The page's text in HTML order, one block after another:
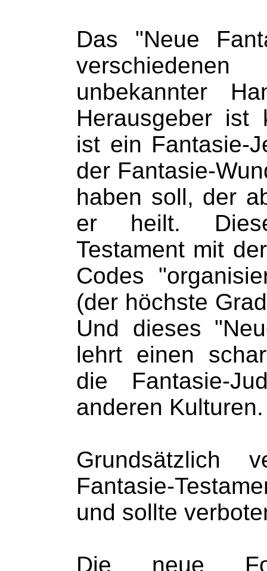
Das "Neue
unbekannter
Herausgeber ist
ist ein Fantasie-
der Fantasie-
haben soll, der
er heilt.
Testament mit
Codes
(der höchste
Und dieses
lehrt einen
die Fantasie-
anderen Kulturen.
Grundsätzlich
Fantasie-
und sollte
Die neue